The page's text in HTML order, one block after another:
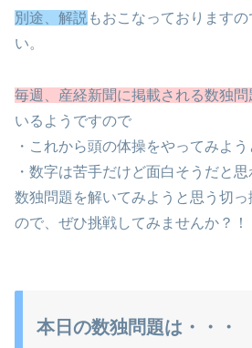
別途、解説 もおこなっております
い。
毎週、産経新聞に掲載される数独問
いるようですので
・これから頭の体操をやってみよ
・数字は苦手だけど面白そうだと
数独問題を解いてみようと思う切
ので、ぜひ挑戦してみませんか？！
本日の数独問題は・・・